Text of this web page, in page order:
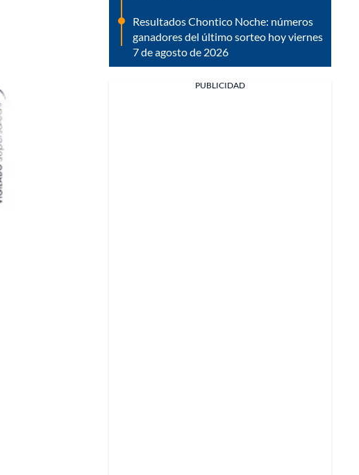
Resultados Chontico Noche: números
ganadores del último sorteo hoy viernes
7 de agosto de 2026
PUBLICIDAD